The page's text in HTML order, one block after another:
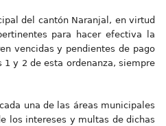
del cantón Naranjal, en virtud
para hacer efectiva la
vencidas y pendientes de pago
y 2 de esta ordenanza, siempre
una de las áreas municipales
los intereses y multas de dichas